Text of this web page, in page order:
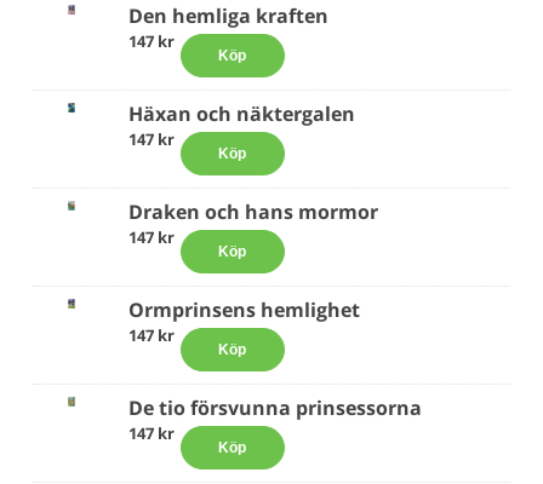
Den hemliga kraften
147 kr
Köp
Häxan och näktergalen
147 kr
Köp
Draken och hans mormor
147 kr
Köp
Ormprinsens hemlighet
147 kr
Köp
De tio försvunna prinsessorna
147 kr
Köp